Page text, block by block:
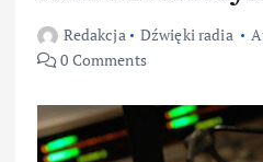
Redakcja Dźwięki radia
0 Comments